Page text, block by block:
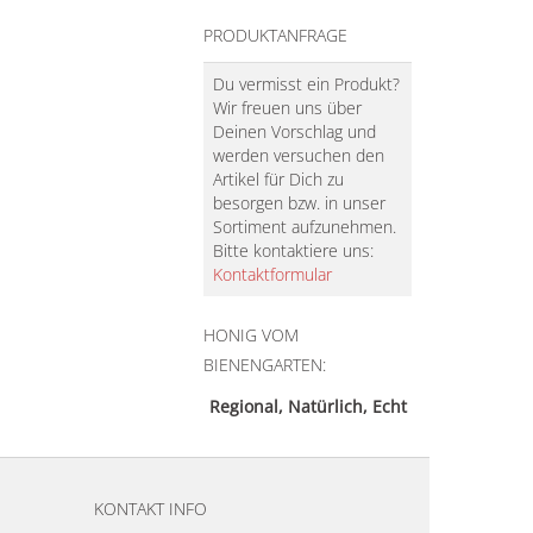
PRODUKTANFRAGE
Du vermisst ein Produkt?
Wir freuen uns über
Deinen Vorschlag und
werden versuchen den
Artikel für Dich zu
besorgen bzw. in unser
Sortiment aufzunehmen.
Bitte kontaktiere uns:
Kontaktformular
HONIG VOM
BIENENGARTEN:
Regional, Natürlich, Echt
KONTAKT INFO